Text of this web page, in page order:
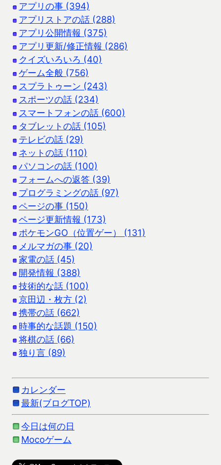
アプリの事 (394)
アプリストアの話 (288)
アプリ公開情報 (375)
アプリ更新/修正情報 (286)
クイズいろいろ (40)
ゲーム全般 (756)
スプラトゥーン (243)
スポーツの話 (234)
スマートフォンの話 (600)
タブレットの話 (105)
テレビの話 (29)
ネットの話 (110)
パソコンの話 (100)
フォームへの返答 (39)
プログラミングの話 (97)
ページの事 (150)
ページ更新情報 (173)
ポケモンGO（位置ゲー） (131)
メルマガの事 (20)
家電の話 (45)
開発情報 (388)
技術的な話 (100)
京田辺・枚方 (2)
携帯の話 (662)
時事的な話題 (150)
将棋の話 (66)
独り言 (89)
カレンダー
最新(ブログTOP)
今日は何の日
Mocoゲーム